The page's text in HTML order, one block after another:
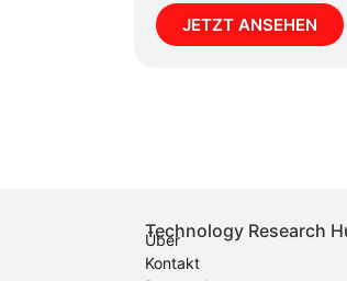
JETZT ANSEHEN
Technology Research
Über
Kontakt